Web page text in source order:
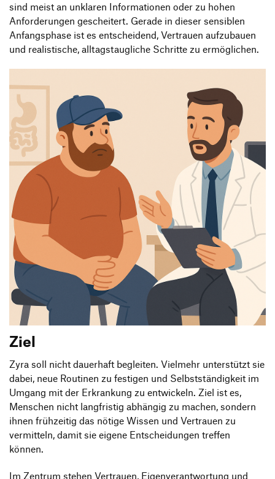
sind meist an unklaren Informationen oder zu hohen
Anforderungen gescheitert. Gerade in dieser sensiblen
Anfangsphase ist es entscheidend, Vertrauen aufzubauen
und realistische, alltagstaugliche Schritte zu ermöglichen.
Ziel
Zyra soll nicht dauerhaft begleiten. Vielmehr unterstützt sie
dabei, neue Routinen zu festigen und Selbstständigkeit im
Umgang mit der Erkrankung zu entwickeln. Ziel ist es,
Menschen nicht langfristig abhängig zu machen, sondern
ihnen frühzeitig das nötige Wissen und Vertrauen zu
vermitteln, damit sie eigene Entscheidungen treffen
können.
Im Zentrum stehen Vertrauen, Eigenverantwortung und